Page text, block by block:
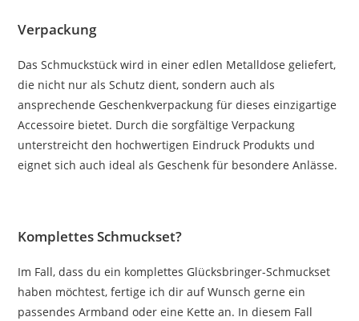
Verpackung
Das Schmuckstück wird in einer edlen Metalldose geliefert,
die nicht nur als Schutz dient, sondern auch als
ansprechende Geschenkverpackung für dieses einzigartige
Accessoire bietet. Durch die sorgfältige Verpackung
unterstreicht den hochwertigen Eindruck Produkts und
eignet sich auch ideal als Geschenk für besondere Anlässe.
Komplettes Schmuckset?
Im Fall, dass du ein komplettes Glücksbringer-Schmuckset
haben möchtest, fertige ich dir auf Wunsch gerne ein
passendes Armband oder eine Kette an. In diesem Fall